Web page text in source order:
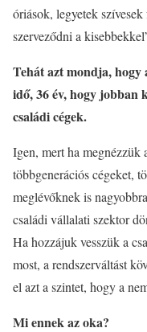
óriások, legyetek
szerveződni a
Tehát azt mondja,
idő, 36 év, hogy jobban
családi cégek.
Igen, mert ha
többgenerációs cégeket,
meglévőknek is
családi vállalati szektor
Ha hozzájuk vesszük a
most, a rendszerváltást
el azt a szintet, hogy a
Mi ennek az oka?